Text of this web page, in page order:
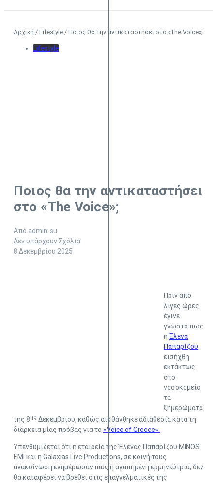
Αρχική / Lifestyle / Ποιος θα την αντικαταστήσει στο «The Voice»;
Lifestyle
Ποιος θα την αντικαταστήσει
στο «The Voice»;
Από admin-su
Δεν υπάρχουν Σχόλια
8 Δεκεμβρίου 2025
Πριν από
λίγες ώρες
έγινε
γνωστό πως
ηΈλενα
Παπαρίζου
εισήχθη
εκτάκτως
στο
νοσοκομείο,
τα
ξημερώματα
της 8ης Δεκεμβρίου, καθώς αισθάνθηκε αδιαθεσία κατά τη
διάρκεια μίας πρόβας για το «Voice of Greece».
Υπενθυμίζεται ότι η εταιρεία της Έλενας Παπαρίζου MINOS
EMI και η Galaxias Live Productions, σε κοινή τους
ανακοίνωση ενημέρωσαν πως η αγαπημένη ερμηνεύτρια, δεν
θα καταφέρει να βρεθεί στις επαγγελματικές της